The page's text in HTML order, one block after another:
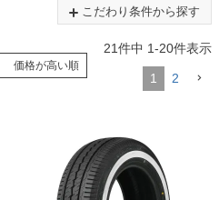
こだわり条件から探す
価格が高い順
21件中 1-20件表示
1 2